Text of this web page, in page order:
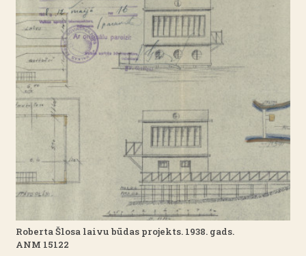
Roberta Šlosa laivu būdas projekts. 1938. gads.
ANM 15122